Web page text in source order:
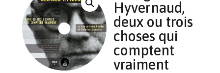
Hyvernaud,
deux ou trois
choses qui
comptent
vraiment